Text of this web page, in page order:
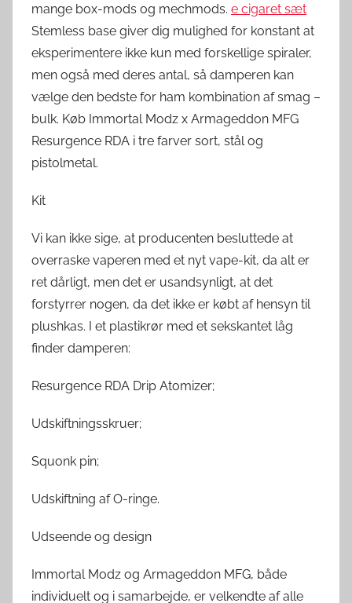
mange box-mods og mechmods. e cigaret sæt
Stemless base giver dig mulighed for konstant at
eksperimentere ikke kun med forskellige spiraler,
men også med deres antal, så damperen kan
vælge den bedste for ham kombination af smag –
bulk. Køb Immortal Modz x Armageddon MFG
Resurgence RDA i tre farver sort, stål og
pistolmetal.
Kit
Vi kan ikke sige, at producenten besluttede at
overraske vaperen med et nyt vape-kit, da alt er
ret dårligt, men det er usandsynligt, at det
forstyrrer nogen, da det ikke er købt af hensyn til
plushkas. I et plastikrør med et sekskantet låg
finder damperen:
Resurgence RDA Drip Atomizer;
Udskiftningsskruer;
Squonk pin;
Udskiftning af O-ringe.
Udseende og design
Immortal Modz og Armageddon MFG, både
individuelt og i samarbejde, er velkendte af alle